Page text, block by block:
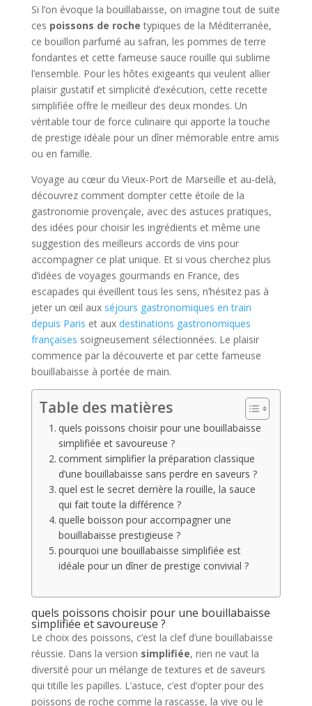
Si l’on évoque la bouillabaisse, on imagine tout de suite
ces poissons de roche typiques de la Méditerranée,
ce bouillon parfumé au safran, les pommes de terre
fondantes et cette fameuse sauce rouille qui sublime
l’ensemble. Pour les hôtes exigeants qui veulent allier
plaisir gustatif et simplicité d’exécution, cette recette
simplifiée offre le meilleur des deux mondes. Un
véritable tour de force culinaire qui apporte la touche
de prestige idéale pour un dîner mémorable entre amis
ou en famille.
Voyage au cœur du Vieux-Port de Marseille et au-delà,
découvrez comment dompter cette étoile de la
gastronomie provençale, avec des astuces pratiques,
des idées pour choisir les ingrédients et même une
suggestion des meilleurs accords de vins pour
accompagner ce plat unique. Et si vous cherchez plus
d’idées de voyages gourmands en France, des
escapades qui éveillent tous les sens, n’hésitez pas à
jeter un œil aux séjours gastronomiques en train
depuis Paris et aux destinations gastronomiques
françaises soigneusement sélectionnées. Le plaisir
commence par la découverte et par cette fameuse
bouillabaisse à portée de main.
Table des matières
quels poissons choisir pour une bouillabaisse
simplifiée et savoureuse ?
comment simplifier la préparation classique
d’une bouillabaisse sans perdre en saveurs ?
quel est le secret derrière la rouille, la sauce
qui fait toute la différence ?
quelle boisson pour accompagner une
bouillabaisse prestigieuse ?
pourquoi une bouillabaisse simplifiée est
idéale pour un dîner de prestige convivial ?
quels poissons choisir pour une bouillabaisse
simplifiée et savoureuse ?
Le choix des poissons, c’est la clef d’une bouillabaisse
réussie. Dans la version simplifiée, rien ne vaut la
diversité pour un mélange de textures et de saveurs
qui titille les papilles. L’astuce, c’est d’opter pour des
poissons de roche comme la rascasse, la vive ou le